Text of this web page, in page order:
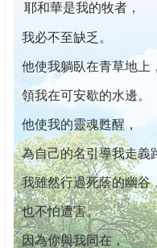
耶和華是我的牧者，
我必不至缺乏。
他使我躺臥在青草地上，
領我在可安歇的水邊。
他使我的靈魂甦醒，
為自己的名引導我走義
我雖然行過死蔭的幽谷，
也不怕遭害。
因為你與我同在，
已篩檢出1700位乳癌患